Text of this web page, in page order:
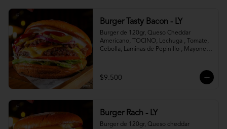
Burger Tasty Bacon - LY
Burger de 120gr, Queso Cheddar
Americano, TOCINO, Lechuga , Tomate,
Cebolla, Laminas de Pepinillo , Mayonesa
$9.500
Burger Rach - LY
Burger de 120gr, Queso cheddar